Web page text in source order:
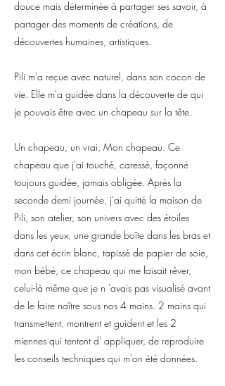
douce mais déterminée à partager ses savoir, à
partager des moments de créations, de
découvertes humaines, artistiques.
Pili m'a reçue avec naturel, dans son cocon de
vie. Elle m'a guidée dans la découverte de qui
je pouvais être avec un chapeau sur la tête.
Un chapeau, un vrai, Mon chapeau. Ce
chapeau que j'ai touché, caressé, façonné
toujours guidée, jamais obligée. Après la
seconde demi journée, j'ai quitté la maison de
Pili, son atelier, son univers avec des étoiles
dans les yeux, une grande boîte dans les bras et
dans cet écrin blanc, tapissé de papier de soie,
mon bébé, ce chapeau qui me faisait rêver,
celui-là même que je n 'avais pas visualisé avant
de le faire naître sous nos 4 mains. 2 mains qui
transmettent, montrent et guident et les 2
miennes qui tentent d' appliquer, de reproduire
les conseils techniques qui m'on été données.